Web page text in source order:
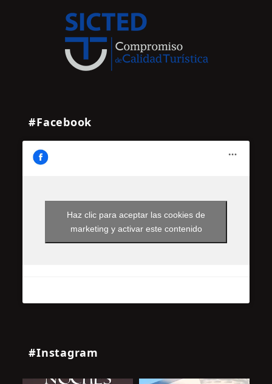
#Facebook
Haz clic para aceptar las cookies de
marketing y activar este contenido
#Instagram